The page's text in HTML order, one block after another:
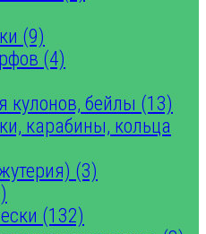
(9)
(4)
кулонов, бейлы (13)
карабины, кольца
(3)
(132)